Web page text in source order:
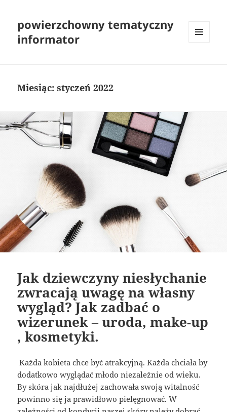
powierzchowny tematyczny
informator
Miesiąc:styczeń 2022
Jak dziewczyny niesłychanie
zwracają uwagę na własny
wygląd? Jak zadbać o
wizerunek – uroda, make-up
, kosmetyki.
Każda kobieta chce być atrakcyjną. Każda chciała by
dodatkowo wyglądać młodo niezależnie od wieku.
By skóra jak najdłużej zachowała swoją witalność
powinno się ja prawidłowo pielęgnować. W